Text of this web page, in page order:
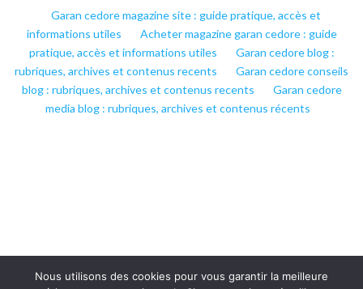
Garan cedore magazine site : guide pratique, accès et
informations utiles
Acheter magazine garan cedore : guide
pratique, accès et informations utiles
Garan cedore blog :
rubriques, archives et contenus recents
Garan cedore conseils
blog : rubriques, archives et contenus recents
Garan cedore
media blog : rubriques, archives et contenus récents
Nous utilisons des cookies pour vous garantir la meilleure